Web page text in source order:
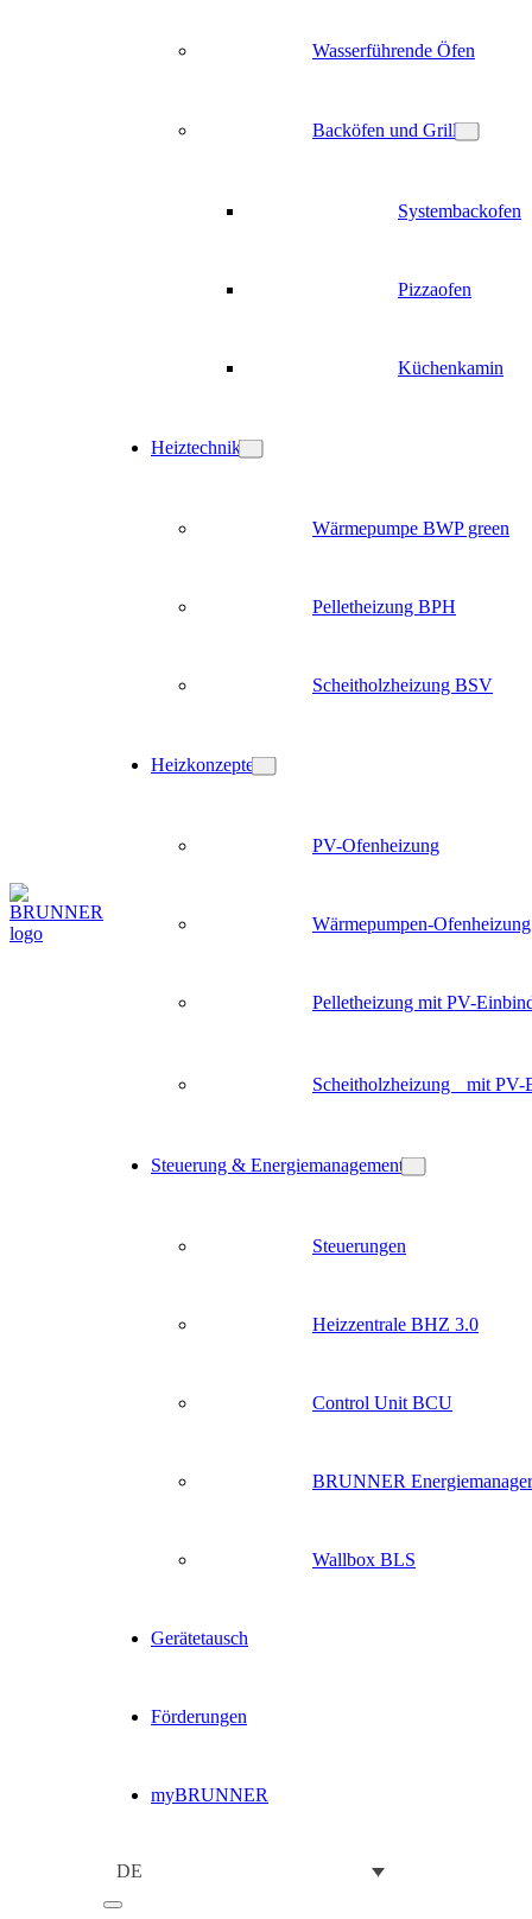
Wasserführende Öfen
Backöfen und Grill
Systembackofen
Pizzaofen
Küchenkamin
Heiztechnik
Wärmepumpe BWP green
Pelletheizung BPH
Scheitholzheizung BSV
Heizkonzepte
PV-Ofenheizung
Wärmepumpen-Ofenheizung
Pelletheizung mit PV-
Scheitholzheizung mit PV-
Steuerung & Energiemanagement
Steuerungen
Heizzentrale BHZ 3.0
Control Unit BCU
BRUNNER Energiemanager
Wallbox BLS
Gerätetausch
Förderungen
myBRUNNER
DE